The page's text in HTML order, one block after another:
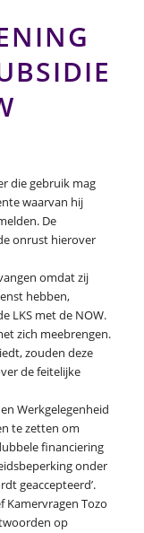
die gebruik mag
waarvan hij
De
onrust hierover
omdat zij
hebben,
LKS met de NOW.
zich meebrengen.
zouden deze
de feitelijke
Werkgelegenheid
te zetten om
financiering
onder
geaccepteerd’.
Kamervragen Tozo
op